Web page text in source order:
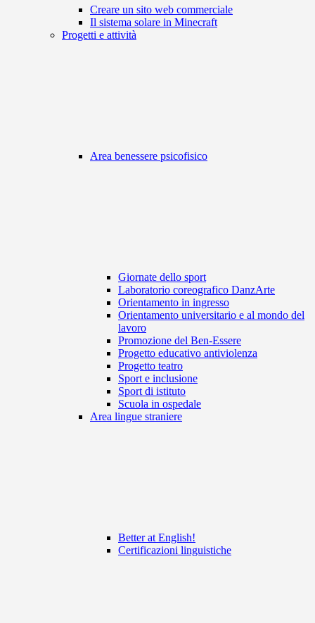
Creare un sito web commerciale
Il sistema solare in Minecraft
Progetti e attività
Area benessere psicofisico
Giornate dello sport
Laboratorio coreografico DanzArte
Orientamento in ingresso
Orientamento universitario e al mondo del
lavoro
Promozione del Ben-Essere
Progetto educativo antiviolenza
Progetto teatro
Sport e inclusione
Sport di istituto
Scuola in ospedale
Area lingue straniere
Better at English!
Certificazioni linguistiche